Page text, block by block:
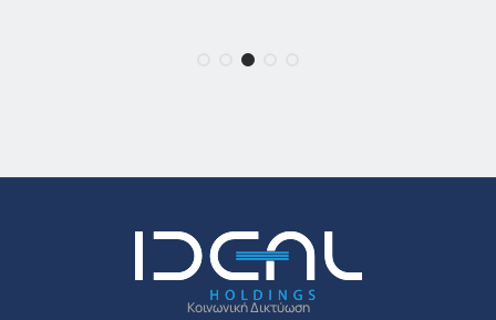
Κοινωνική Δικτύωση